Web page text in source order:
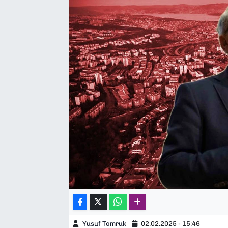
Yusuf Tomruk 02.02.2025 - 15:46
TEKNOLOJİ
YEREL YÖNETİMLER